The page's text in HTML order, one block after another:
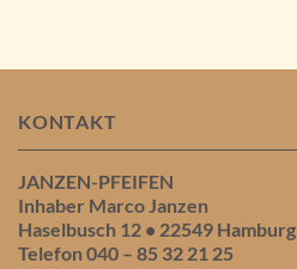
KONTAKT
JANZEN-PFEIFEN
Inhaber Marco Janzen
Haselbusch 12 • 22549 Hamburg
Telefon 040 – 85 32 21 25